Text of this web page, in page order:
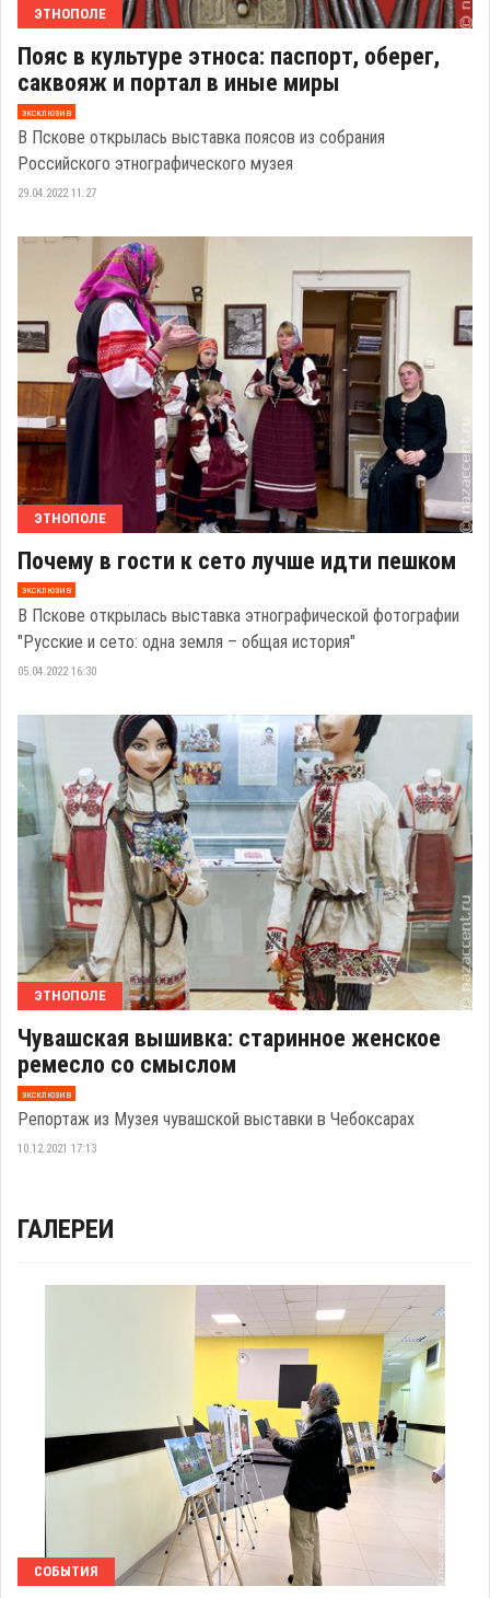
ЭТНОПОЛЕ
Пояс в культуре этноса: паспорт, оберег,
саквояж и портал в иные миры
эксклюзив
В Пскове открылась выставка поясов из собрания
Российского этнографического музея
29.04.2022 11:27
ЭТНОПОЛЕ
Почему в гости к сето лучше идти пешком
эксклюзив
В Пскове открылась выставка этнографической фотографии
"Русские и сето: одна земля – общая история"
05.04.2022 16:30
ЭТНОПОЛЕ
Чувашская вышивка: старинное женское
ремесло со смыслом
эксклюзив
Репортаж из Музея чувашской выставки в Чебоксарах
10.12.2021 17:13
ГАЛЕРЕИ
СОБЫТИЯ